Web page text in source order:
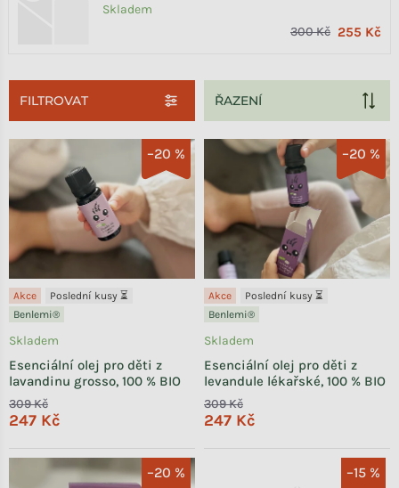
Skladem
300 Kč 255 Kč
FILTROVAT
Výpis produktů
–20 %
Akce
Poslední kusy ⏳
Benlemi®
Esenciální olej pro děti z
lavandinu grosso, 100 % BIO
Skladem
309 Kč
247 Kč
–20 %
Akce
Poslední kusy ⏳
Benlemi®
Esenciální olej pro děti z
levandule lékařské, 100 % BIO
Skladem
309 Kč
247 Kč
–20 % –15 %